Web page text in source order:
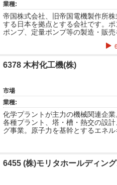
業種:
帝国株式会社、旧帝国電機製作所
する日本を拠点とする会社です。
ポンプ、定量ポンプ等の製造・販売
6378 木村化工機(株)
市場
業種:
化学プラントが主力の機械関連企
各種プラント、塔・槽・熱交の設
グ事業。原子力を基幹とするエネ
ト設備・機器の建設、工事、メン
6455 (株)モリタホールディン